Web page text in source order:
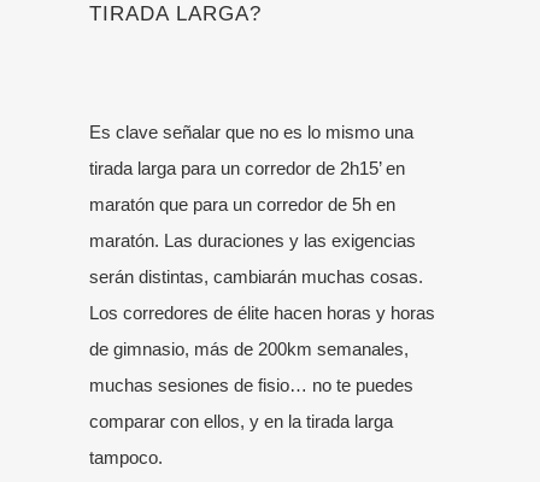
TIRADA LARGA?
Es clave señalar que no es lo mismo una
tirada larga para un corredor de 2h15’ en
maratón que para un corredor de 5h en
maratón. Las duraciones y las exigencias
serán distintas, cambiarán muchas cosas.
Los corredores de élite hacen horas y horas
de gimnasio, más de 200km semanales,
muchas sesiones de fisio… no te puedes
comparar con ellos, y en la tirada larga
tampoco.